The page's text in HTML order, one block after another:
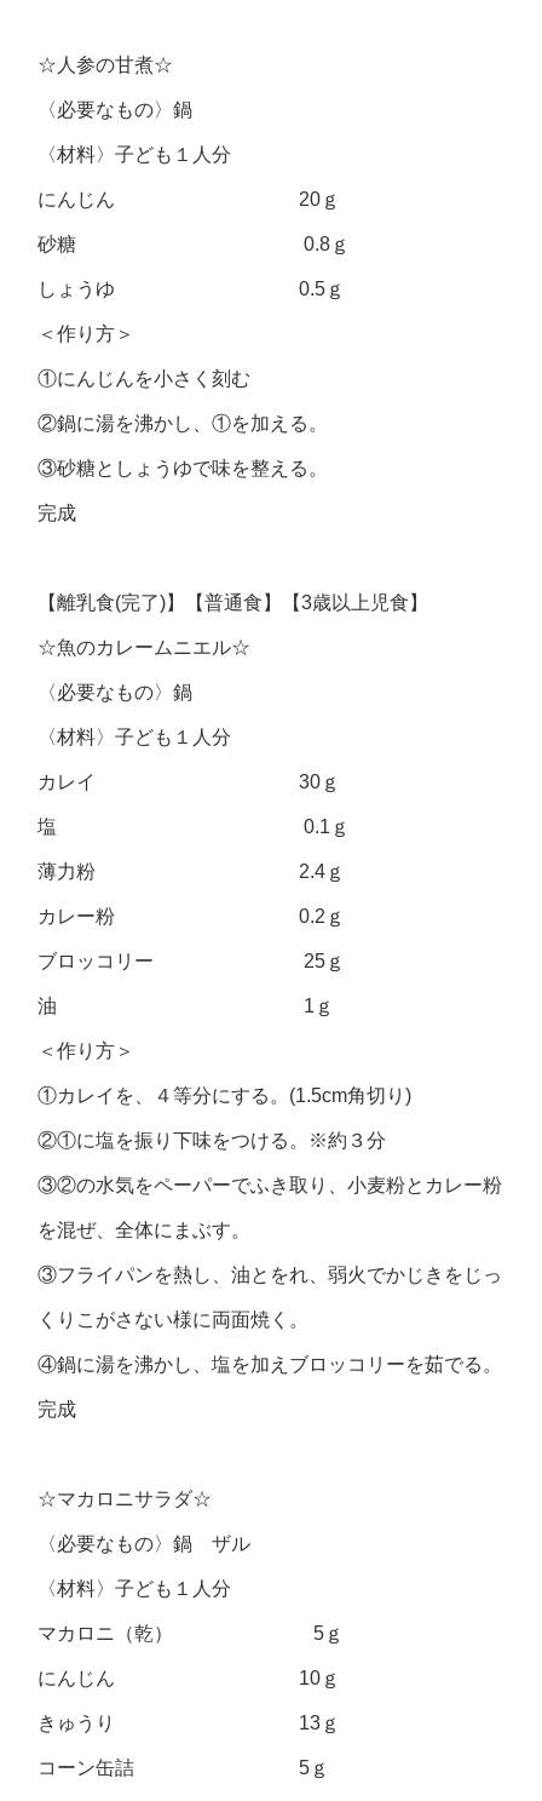
☆人参の甘煮☆
〈必要なもの〉鍋
〈材料〉子ども１人分
にんじん 20ｇ
砂糖 0.8ｇ
しょうゆ 0.5ｇ
＜作り方＞
①にんじんを小さく刻む
②鍋に湯を沸かし、①を加える。
③砂糖としょうゆで味を整える。
完成
【離乳食(完了)】【普通食】【3歳以上児食】
☆魚のカレームニエル☆
〈必要なもの〉鍋
〈材料〉子ども１人分
カレイ 30ｇ
塩 0.1ｇ
薄力粉 2.4ｇ
カレー粉 0.2ｇ
ブロッコリー 25ｇ
油 1ｇ
＜作り方＞
①カレイを、４等分にする。(1.5cm角切り)
②①に塩を振り下味をつける。※約３分
③②の水気をペーパーでふき取り、小麦粉とカレー粉
を混ぜ、全体にまぶす。
③フライパンを熱し、油とをれ、弱火でかじきをじっ
くりこがさない様に両面焼く。
④鍋に湯を沸かし、塩を加えブロッコリーを茹でる。
完成
☆マカロニサラダ☆
〈必要なもの〉鍋 ザル
〈材料〉子ども１人分
マカロニ（乾） 5ｇ
にんじん 10ｇ
きゅうり 13ｇ
コーン缶詰 5ｇ